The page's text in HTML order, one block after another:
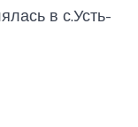
в с.Усть-